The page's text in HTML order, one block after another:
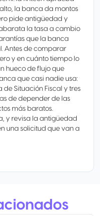
la banca da montos
pide antigüedad y
la tasa a cambio
que la banca
Antes de comparar
y en cuánto tiempo lo
hueco de flujo que
que casi nadie usa:
de Situación Fiscal y tres
de depender de las
más baratos.
y revisa la antigüedad
una solicitud que van a